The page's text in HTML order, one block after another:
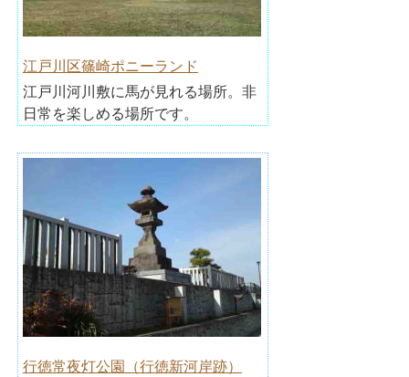
江戸川区篠崎ポニーランド
江戸川河川敷に馬が見れる場所。非
日常を楽しめる場所です。
行徳常夜灯公園（行徳新河岸跡）